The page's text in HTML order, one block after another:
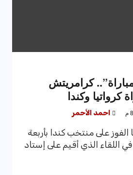
كرامريتش
كرواتيا وكندا
احمد الأحمر
على منتخب كندا بأربعة
اللقاء الذي أقيم على إستاد